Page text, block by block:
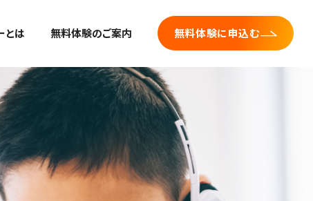
とは 無料体験のご案内 無料体験に申込む